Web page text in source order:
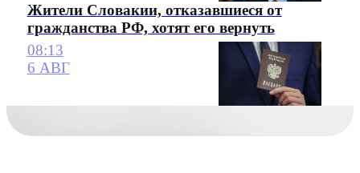
Жители Словакии, отказавшиеся от
гражданства РФ, хотят его вернуть
08:13
6 АВГ